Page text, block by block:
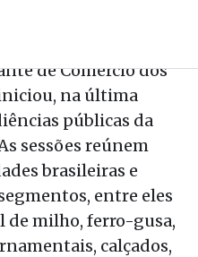
continuam, o
de Comércio dos
na última
públicas da
sessões reúnem
brasileiras e
entre eles
de milho, ferro-gusa,
calçados,